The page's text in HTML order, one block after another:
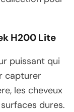
H200 Lite
puissant qui
capturer
les cheveux
dures.